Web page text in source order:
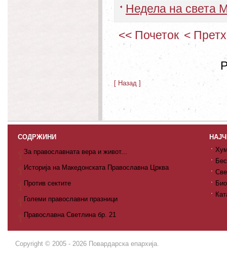
Недела на света
<< Почеток <
[ Назад ]
СОДРЖИНИ
За православната вера и живот...
Историја на Македонската Православна Црква
Против сектите
Големи православни празници
Православна Светлина бр. 21
Copyright © 2005 - 2026 Повардарска епархија.